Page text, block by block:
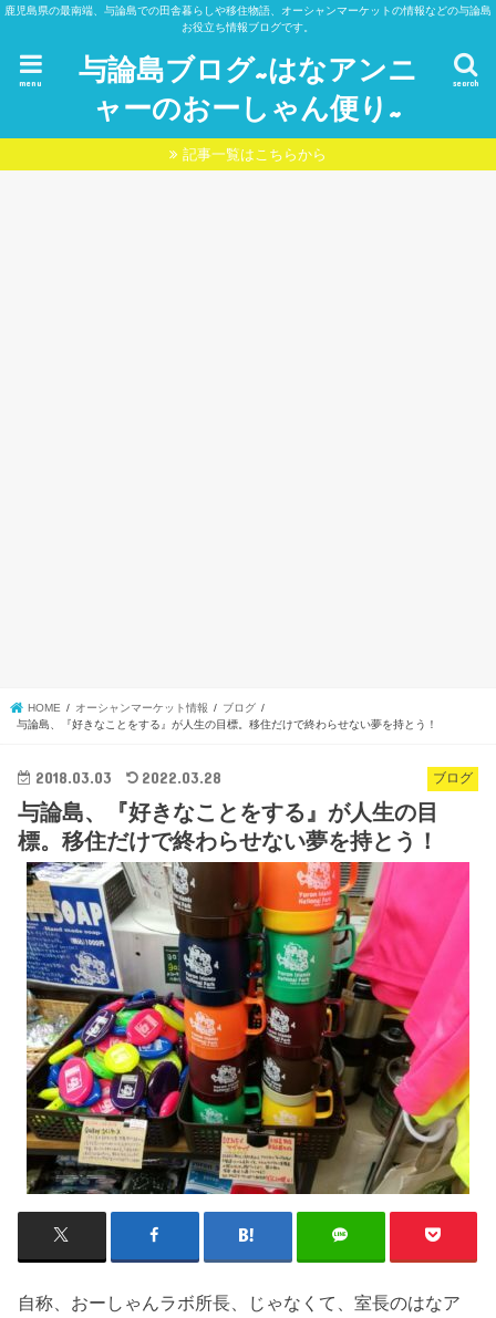
鹿児島県の最南端、与論島での田舎暮らしや移住物語、オーシャンマーケットの情報などの与論島
お役立ち情報ブログです。
与論島ブログ~はなアンニ
ャーのおーしゃん便り~
search
menu
記事一覧はこちらから
HOME オーシャンマーケット情報
ブログ
与論島、『好きなことをする』が人生の目標。移住だけで終わらせない夢を持とう！
ブログ
2018.03.03 2022.03.28
与論島、『好きなことをする』が人生の目
標。移住だけで終わらせない夢を持とう！
自称、おーしゃんラボ所長、じゃなくて、室長のはなア